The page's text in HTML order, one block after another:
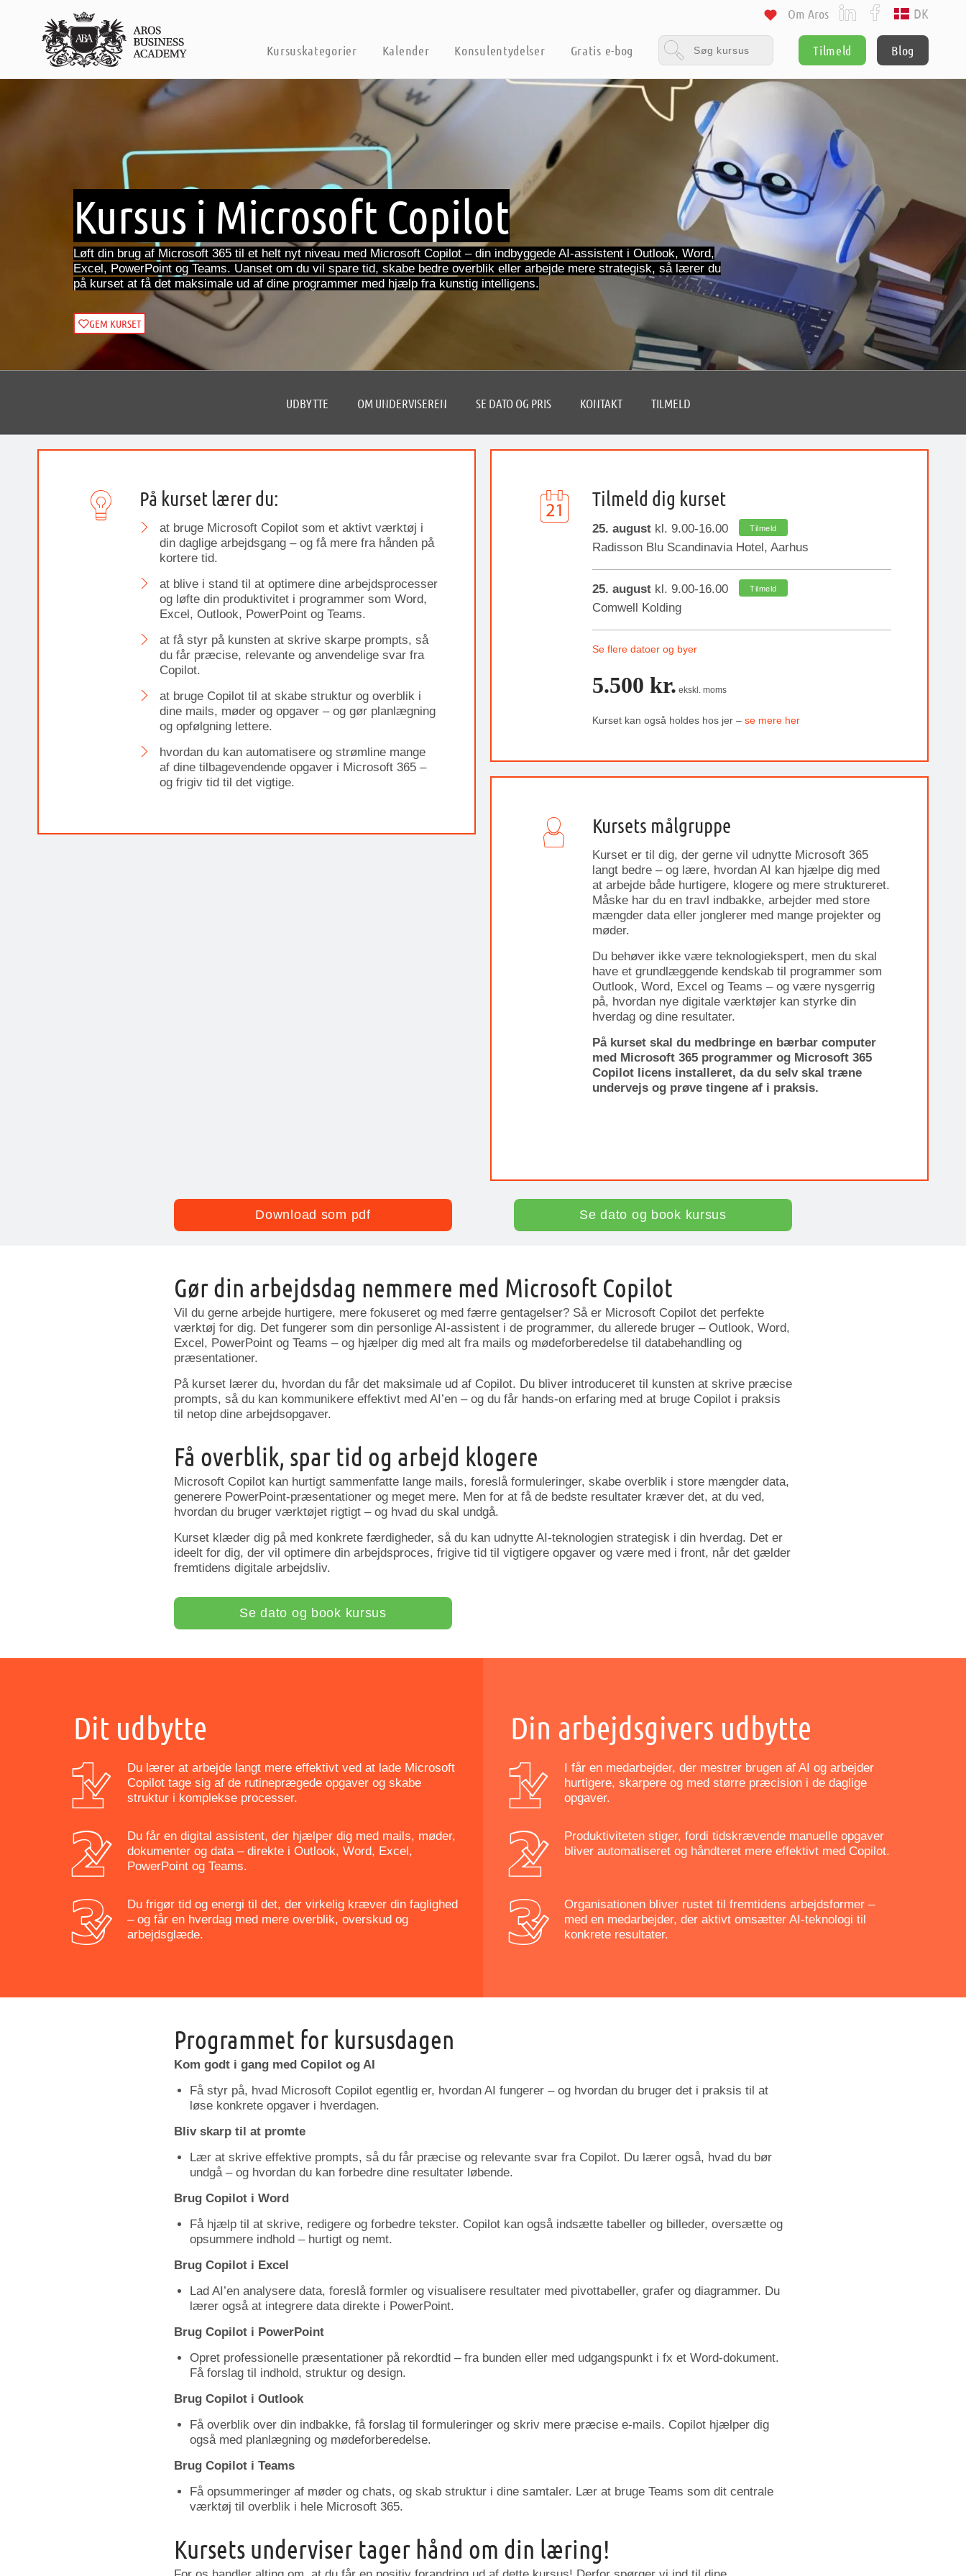
Kursuskategorier Kalender Konsulentydelser Gratis e-bog Tilmeld Blog
Om Aros DK
Kursus i Microsoft Copilot
Løft din brug af Microsoft 365 til et helt nyt niveau med Microsoft Copilot – din indbyggede AI-assistent i Outlook, Word,
Excel, PowerPoint og Teams. Uanset om du vil spare tid, skabe bedre overblik eller arbejde mere strategisk, så lærer du
på kurset at få det maksimale ud af dine programmer med hjælp fra kunstig intelligens.
GEM KURSET
UDBYTTE OM UNDERVISEREN SE DATO OG PRIS KONTAKT TILMELD
På kurset lærer du:
at bruge Microsoft Copilot som et aktivt værktøj i
din daglige arbejdsgang – og få mere fra hånden på
kortere tid.
at blive i stand til at optimere dine arbejdsprocesser
og løfte din produktivitet i programmer som Word,
Excel, Outlook, PowerPoint og Teams.
at få styr på kunsten at skrive skarpe prompts, så
du får præcise, relevante og anvendelige svar fra
Copilot.
at bruge Copilot til at skabe struktur og overblik i
dine mails, møder og opgaver – og gør planlægning
og opfølgning lettere.
hvordan du kan automatisere og strømline mange
af dine tilbagevendende opgaver i Microsoft 365 –
og frigiv tid til det vigtige.
Tilmeld dig kurset
25. august kl. 9.00-16.00 Tilmeld
Radisson Blu Scandinavia Hotel, Aarhus
25. august kl. 9.00-16.00 Tilmeld
Comwell Kolding
Se flere datoer og byer
5.500 kr. ekskl. moms
Kurset kan også holdes hos jer – se mere her
Kursets målgruppe
Kurset er til dig, der gerne vil udnytte Microsoft 365
langt bedre – og lære, hvordan AI kan hjælpe dig med
at arbejde både hurtigere, klogere og mere struktureret.
Måske har du en travl indbakke, arbejder med store
mængder data eller jonglerer med mange projekter og
møder.
Du behøver ikke være teknologiekspert, men du skal
have et grundlæggende kendskab til programmer som
Outlook, Word, Excel og Teams – og være nysgerrig
på, hvordan nye digitale værktøjer kan styrke din
hverdag og dine resultater.
På kurset skal du medbringe en bærbar computer
med Microsoft 365 programmer og Microsoft 365
Copilot licens installeret, da du selv skal træne
undervejs og prøve tingene af i praksis.
Download som pdf Se dato og book kursus
Gør din arbejdsdag nemmere med Microsoft Copilot
Vil du gerne arbejde hurtigere, mere fokuseret og med færre gentagelser? Så er Microsoft Copilot det perfekte
værktøj for dig. Det fungerer som din personlige AI-assistent i de programmer, du allerede bruger – Outlook, Word,
Excel, PowerPoint og Teams – og hjælper dig med alt fra mails og mødeforberedelse til databehandling og
præsentationer.
På kurset lærer du, hvordan du får det maksimale ud af Copilot. Du bliver introduceret til kunsten at skrive præcise
prompts, så du kan kommunikere effektivt med AI’en – og du får hands-on erfaring med at bruge Copilot i praksis
til netop dine arbejdsopgaver.
Få overblik, spar tid og arbejd klogere
Microsoft Copilot kan hurtigt sammenfatte lange mails, foreslå formuleringer, skabe overblik i store mængder data,
generere PowerPoint-præsentationer og meget mere. Men for at få de bedste resultater kræver det, at du ved,
hvordan du bruger værktøjet rigtigt – og hvad du skal undgå.
Kurset klæder dig på med konkrete færdigheder, så du kan udnytte AI-teknologien strategisk i din hverdag. Det er
ideelt for dig, der vil optimere din arbejdsproces, frigive tid til vigtigere opgaver og være med i front, når det gælder
fremtidens digitale arbejdsliv.
Se dato og book kursus
Dit udbytte
Du lærer at arbejde langt mere effektivt ved at lade Microsoft
Copilot tage sig af de rutineprægede opgaver og skabe
struktur i komplekse processer.
Du får en digital assistent, der hjælper dig med mails, møder,
dokumenter og data – direkte i Outlook, Word, Excel,
PowerPoint og Teams.
Du frigør tid og energi til det, der virkelig kræver din faglighed
– og får en hverdag med mere overblik, overskud og
arbejdsglæde.
Din arbejdsgivers udbytte
I får en medarbejder, der mestrer brugen af AI og arbejder
hurtigere, skarpere og med større præcision i de daglige
opgaver.
Produktiviteten stiger, fordi tidskrævende manuelle opgaver
bliver automatiseret og håndteret mere effektivt med Copilot.
Organisationen bliver rustet til fremtidens arbejdsformer –
med en medarbejder, der aktivt omsætter AI-teknologi til
konkrete resultater.
Programmet for kursusdagen
Kom godt i gang med Copilot og AI
Få styr på, hvad Microsoft Copilot egentlig er, hvordan AI fungerer – og hvordan du bruger det i praksis til at
løse konkrete opgaver i hverdagen.
Bliv skarp til at promte
Lær at skrive effektive prompts, så du får præcise og relevante svar fra Copilot. Du lærer også, hvad du bør
undgå – og hvordan du kan forbedre dine resultater løbende.
Brug Copilot i Word
Få hjælp til at skrive, redigere og forbedre tekster. Copilot kan også indsætte tabeller og billeder, oversætte og
opsummere indhold – hurtigt og nemt.
Brug Copilot i Excel
Lad AI’en analysere data, foreslå formler og visualisere resultater med pivottabeller, grafer og diagrammer. Du
lærer også at integrere data direkte i PowerPoint.
Brug Copilot i PowerPoint
Opret professionelle præsentationer på rekordtid – fra bunden eller med udgangspunkt i fx et Word-dokument.
Få forslag til indhold, struktur og design.
Brug Copilot i Outlook
Få overblik over din indbakke, få forslag til formuleringer og skriv mere præcise e-mails. Copilot hjælper dig
også med planlægning og mødeforberedelse.
Brug Copilot i Teams
Få opsummeringer af møder og chats, og skab struktur i dine samtaler. Lær at bruge Teams som dit centrale
værktøj til overblik i hele Microsoft 365.
Kursets underviser tager hånd om din læring!